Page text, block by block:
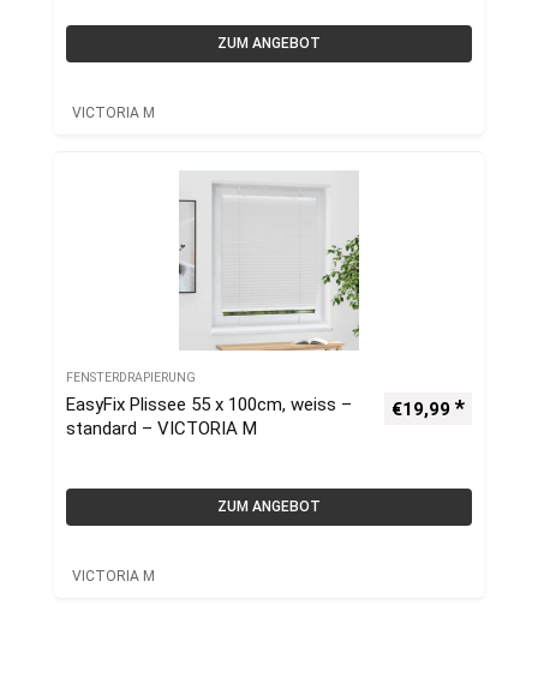
ZUM ANGEBOT
VICTORIA M
FENSTERDRAPIERUNG
EasyFix Plissee 55 x 100cm, weiss –
standard – VICTORIA M
€19,99
ZUM ANGEBOT
VICTORIA M